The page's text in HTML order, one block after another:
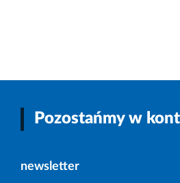
Pozostańmy w
newsletter